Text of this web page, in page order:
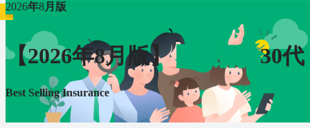
2026年8月版
【2026年8月版】 医療保険30代
Best Selling Insurance